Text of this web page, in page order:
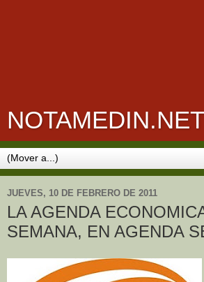
NOTAMEDIN.NET
JUEVES, 10 DE FEBRERO DE 2011
LA AGENDA
SEMANA, EN AGENDA